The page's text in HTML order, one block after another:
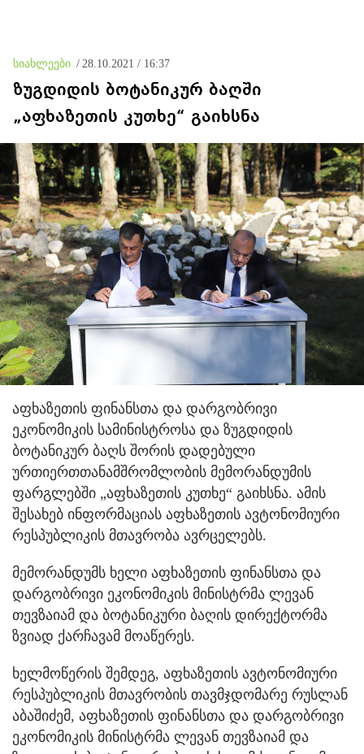
სიახლეები / 28.10.2021 / 16:37
ზუგდიდის ბოტანიკურ ბაღში
„აფხაზეთის კუთხე“ გაიხსნა
აფხაზეთის ფინანსთა და დარგობრივი
ეკონომიკის სამინისტროსა და ზუგდიდის
ბოტანიკურ ბაღს შორის დადებული
ურთიერთთანამშრომლობის მემორანდუმის
ფარგლებში „აფხაზეთის კუთხე“ გაიხსნა. ამის
შესახებ ინფორმაციას აფხაზეთის ავტონომიური
რესპუბლიკის მთავრობა ავრცელებს.
მემორანდუმს ხელი აფხაზეთის ფინანსთა და
დარგობრივი ეკონომიკის მინისტრმა ლევან
თევზაიამ და ბოტანიკური ბაღის დირექტორმა
ზვიად ქარჩავამ მოაწერეს.
ხელმოწერის შემდეგ, აფხაზეთის ავტონომიური
რესპუბლიკის მთავრობის თავმჯდომარე რუსლან
აბაშიძემ, აფხაზეთის ფინანსთა და დარგობრივი
ეკონომიკის მინისტრმა ლევან თევზაიამ და